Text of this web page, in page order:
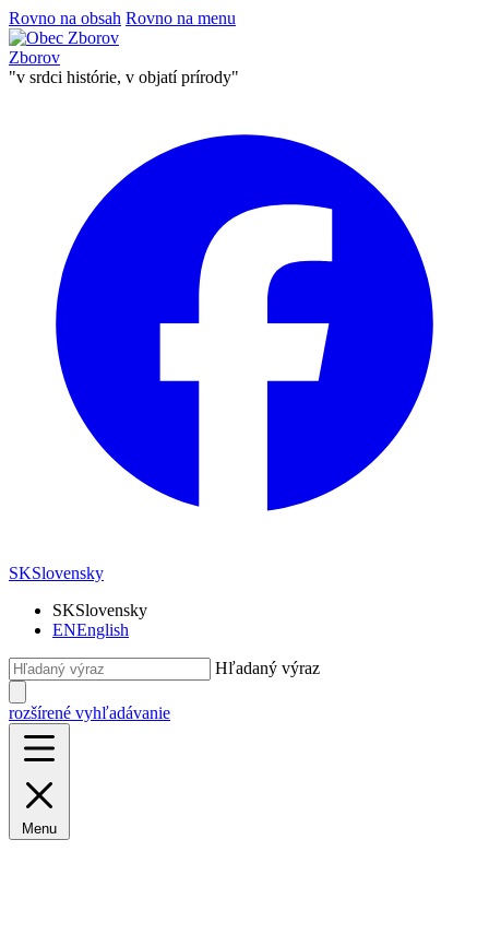
Rovno na obsah Rovno na menu
Zborov
"v srdci histórie, v objatí prírody"
SKSlovensky
SKSlovensky
ENEnglish
Hľadaný výraz
rozšírené vyhľadávanie
Menu